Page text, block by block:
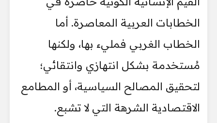
الخطابات العربية المعاصرة. أما
الخطاب الغربي فمليء بها، ولكنها
مُستخدمة بشكل انتهازي وانتقائي؛
لتحقيق المصالح السياسية، أو المطامع
الاقتصادية الشرهة التي لا تشبع.